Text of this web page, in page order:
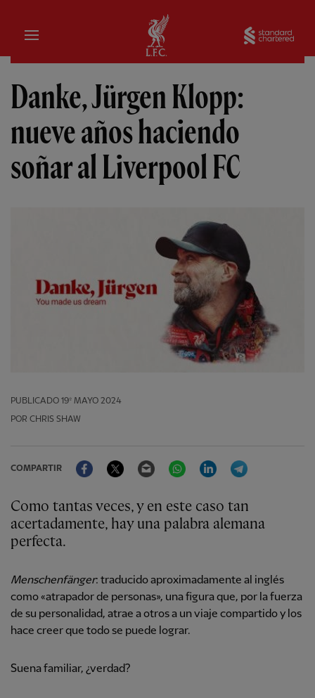
Hogar
Danke, Jürgen Klopp:
nueve años haciendo
soñar al Liverpool FC
PUBLICADO 19º MAYO 2024
POR CHRIS SHAW
COMPARTIR
FacebookTwitter Email WhatsAppLinkedIn
Como tantas veces, y en este caso tan
acertadamente, hay una palabra alemana
perfecta.
Menschenfänger: traducido aproximadamente al inglés
como «atrapador de personas», una figura que, por la fuerza
de su personalidad, atrae a otros a un viaje compartido y los
hace creer que todo se puede lograr.
Suena familiar, ¿verdad?